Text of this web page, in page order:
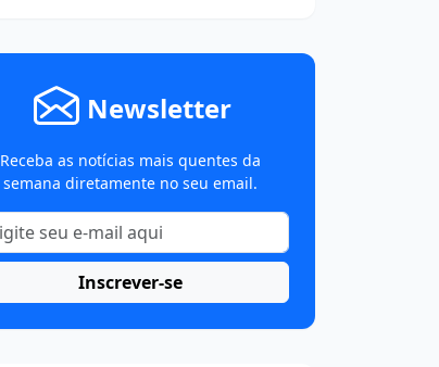
Newsletter
Receba as notícias mais quentes da
semana diretamente no seu email.
Inscrever-se